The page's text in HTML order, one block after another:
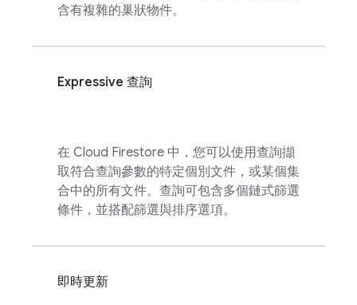
含有複雜的巢狀物件。
Expressive 查詢
在 Cloud Firestore 中，您可以使用查詢擷
取符合查詢參數的特定個別文件，或某個集
合中的所有文件。查詢可包含多個鏈式篩選
條件，並搭配篩選與排序選項。
即時更新